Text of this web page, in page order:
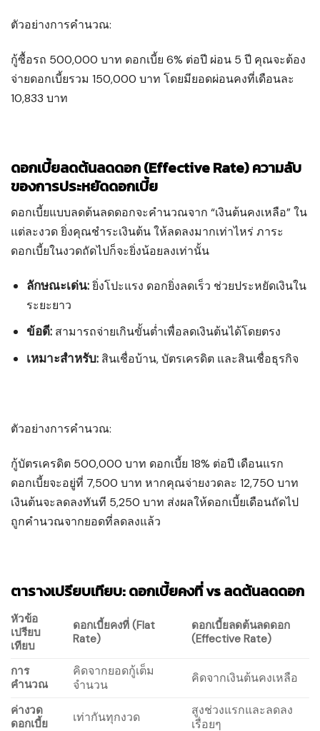
ตัวอย่างการคำนวณ:
กู้ซื้อรถ 500,000 บาท ดอกเบี้ย 6% ต่อปี ผ่อน 5 ปี คุณจะต้อง
จ่ายดอกเบี้ยรวม 150,000 บาท โดยมียอดผ่อนคงที่เดือนละ
10,833 บาท
ดอกเบี้ยลดต้นลดดอก (Effective Rate) ความลับ
ของการประหยัดดอกเบี้ย
ดอกเบี้ยแบบลดต้นลดดอกจะคำนวณจาก “เงินต้นคงเหลือ” ใน
แต่ละงวด ยิ่งคุณชำระเงินต้น ให้ลดลงมากเท่าไหร่ ภาระ
ดอกเบี้ยในงวดถัดไปก็จะยิ่งน้อยลงเท่านั้น
ลักษณะเด่น:ยิ่งโปะแรง ดอกยิ่งลดเร็ว ช่วยประหยัดเงินใน
ระยะยาว
ข้อดี: สามารถจ่ายเกินขั้นต่ำเพื่อลดเงินต้นได้โดยตรง
เหมาะสำหรับ: สินเชื่อบ้าน, บัตรเครดิต และสินเชื่อธุรกิจ
ตัวอย่างการคำนวณ:
กู้บัตรเครดิต 500,000 บาท ดอกเบี้ย 18% ต่อปี เดือนแรก
ดอกเบี้ยจะอยู่ที่ 7,500 บาท หากคุณจ่ายงวดละ 12,750 บาท
เงินต้นจะลดลงทันที 5,250 บาท ส่งผลให้ดอกเบี้ยเดือนถัดไป
ถูกคำนวณจากยอดที่ลดลงแล้ว
ตารางเปรียบเทียบ: ดอกเบี้ยคงที่ vs ลดต้นลดดอก
หัวข้อ
เปรียบ
เทียบ
ดอกเบี้ยคงที่ (Flat
Rate)
ดอกเบี้ยลดต้นลดดอก
(Effective Rate)
การ
คำนวณ
คิดจากยอดกู้เต็ม
จำนวน
คิดจากเงินต้นคงเหลือ
ค่างวด
ดอกเบี้ย
เท่ากันทุกงวด
สูงช่วงแรกและลดลง
เรื่อยๆ